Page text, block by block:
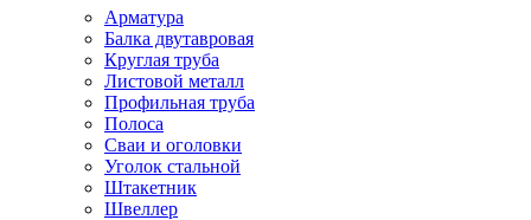
Арматура
Балка двутавровая
Круглая труба
Листовой металл
Профильная труба
Полоса
Сваи и оголовки
Уголок стальной
Штакетник
Швеллер